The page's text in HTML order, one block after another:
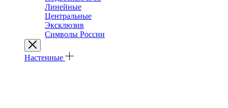
Линейные
Центральные
Эксклюзив
Символы России
Настенные